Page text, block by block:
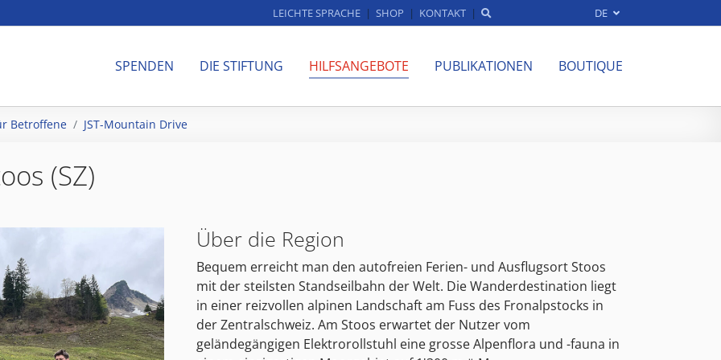
LEICHTE SPRACHE SHOP KONTAKT DE
SPENDEN DIE STIFTUNG HILFSANGEBOTE PUBLIKATIONEN BOUTIQUE
Betroffene JST-Mountain Drive
(SZ)
Über die Region
Bequem erreicht man den autofreien Ferien- und Ausflugsort Stoos
mit der steilsten Standseilbahn der Welt. Die Wanderdestination liegt
in einer reizvollen alpinen Landschaft am Fuss des Fronalpstocks in
der Zentralschweiz. Am Stoos erwartet der Nutzer vom
geländegängigen Elektrorollstuhl eine grosse Alpenflora und -fauna in